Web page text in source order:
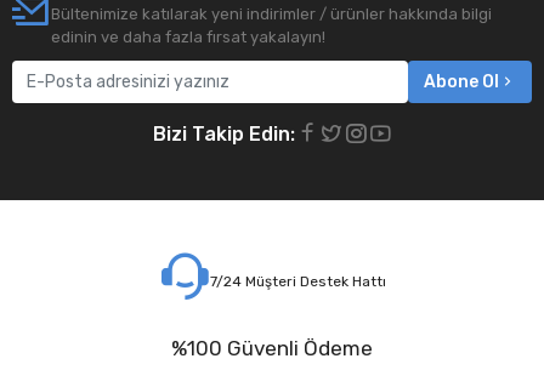
Bültenimize katılarak yeni indirimler / ürünler hakkında bilgi
edinin ve daha fazla fırsat yakalayın!
Abone Ol
Bizi Takip Edin:
7/24 Müşteri Destek Hattı
%100 Güvenli Ödeme